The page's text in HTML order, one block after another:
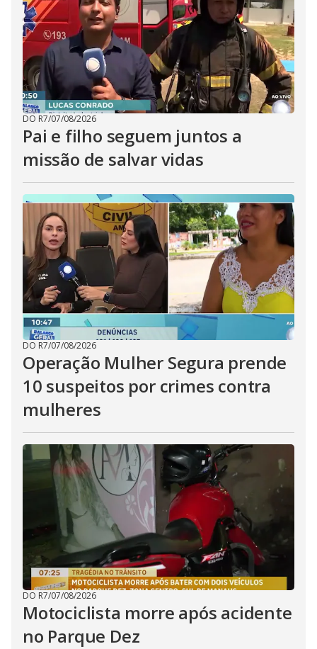
DO R7/07/08/2026
Pai e filho seguem juntos a
missão de salvar vidas
DO R7/07/08/2026
Operação Mulher Segura prende
10 suspeitos por crimes contra
mulheres
DO R7/07/08/2026
Motociclista morre após acidente
no Parque Dez